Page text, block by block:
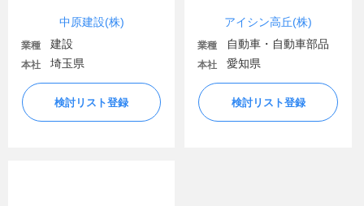
中原建設(株)
業種 建設
本社 埼玉県
検討リスト登録
アイシン高丘(株)
業種 自動車・自動車部品
本社 愛知県
検討リスト登録